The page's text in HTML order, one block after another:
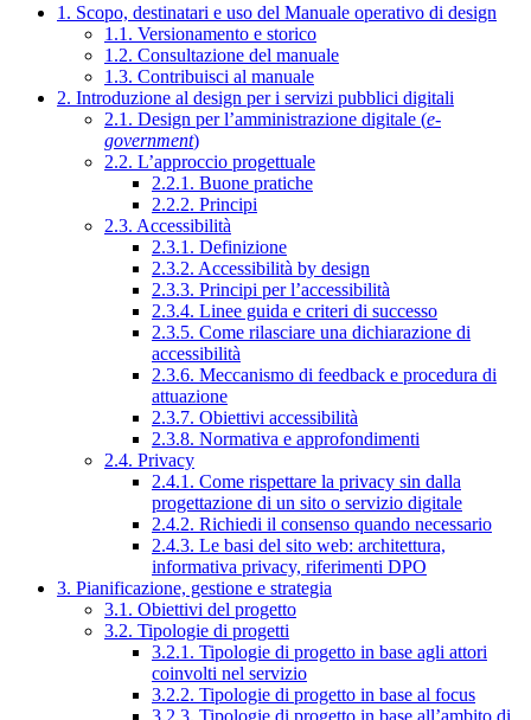
1. Scopo, destinatari e uso del Manuale operativo di design
1.1. Versionamento e storico
1.2. Consultazione del manuale
1.3. Contribuisci al manuale
2. Introduzione al design per i servizi pubblici digitali
2.1. Design per l’amministrazione digitale (e-
government)
2.2. L’approccio progettuale
2.2.1. Buone pratiche
2.2.2. Principi
2.3. Accessibilità
2.3.1. Definizione
2.3.2. Accessibilità by design
2.3.3. Principi per l’accessibilità
2.3.4. Linee guida e criteri di successo
2.3.5. Come rilasciare una dichiarazione di
accessibilità
2.3.6. Meccanismo di feedback e procedura di
attuazione
2.3.7. Obiettivi accessibilità
2.3.8. Normativa e approfondimenti
2.4. Privacy
2.4.1. Come rispettare la privacy sin dalla
progettazione di un sito o servizio digitale
2.4.2. Richiedi il consenso quando necessario
2.4.3. Le basi del sito web: architettura,
informativa privacy, riferimenti DPO
3. Pianificazione, gestione e strategia
3.1. Obiettivi del progetto
3.2. Tipologie di progetti
3.2.1. Tipologie di progetto in base agli attori
coinvolti nel servizio
3.2.2. Tipologie di progetto in base al focus
3.2.3. Tipologie di progetto in base all’ambito di